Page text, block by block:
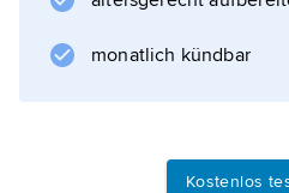
Wasser oder ungesättigten
monatlich kündbar
Kostenlos